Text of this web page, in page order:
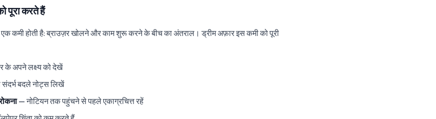
पूरा करते हैं
एक कमी होती है: ब्राउज़र खोलने और काम शुरू करने के बीच का अंतराल। ड्रीम अफ़ार इस कमी को पूरी
के अपने लक्ष्य को देखें
संदर्भ बदले नोट्स लिखें
— नोटियन तक पहुंचने से पहले एकाग्रचित्त रहें